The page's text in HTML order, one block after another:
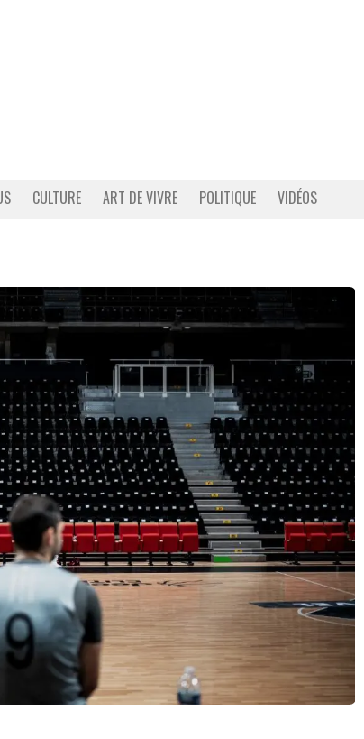
CULTURE ART DE VIVRE POLITIQUE VIDÉOS